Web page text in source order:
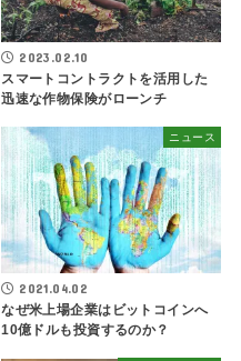
2023.02.10
スマートコントラクトを活用した
迅速な作物保険がローンチ
ニュース
2021.04.02
なぜ米上場企業はビットコインへ
10億ドルも投資するのか？